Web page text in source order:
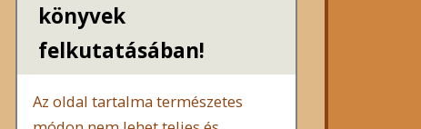
könyvek
felkutatásában!
Az oldal tartalma természetes